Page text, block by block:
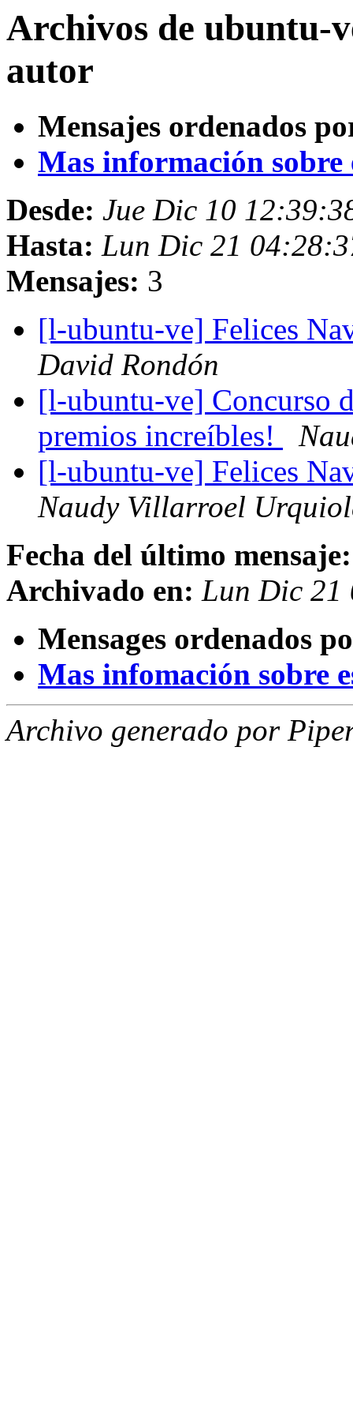
Archivos de ubuntu-
autor
Mensajes ordenados
Mas información sobre
Desde: Jue Dic 10
Hasta: Lun Dic 21
Mensajes: 3
[l-ubuntu-ve] Felices
David Rondón
[l-ubuntu-ve] Concurso
premios increíbles!
[l-ubuntu-ve] Felices
Naudy Villarroel
Fecha del último mensaje:
Archivado en: Lun Dic 21
Mensages ordenados
Mas infomación sobre
Archivo generado por